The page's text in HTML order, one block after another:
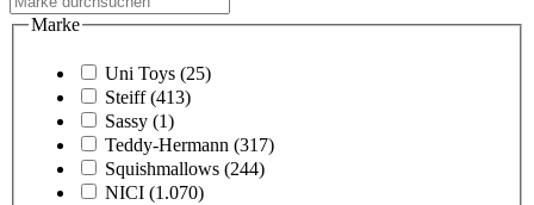
Marke
Uni Toys (25)
Steiff (413)
Sassy (1)
Teddy-Hermann (317)
Squishmallows (244)
NICI (1.070)